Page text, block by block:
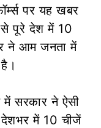
पर यह खबर
से पूरे देश में 10
ने आम जनता में
में सरकार ने ऐसी
में 10 चीजें